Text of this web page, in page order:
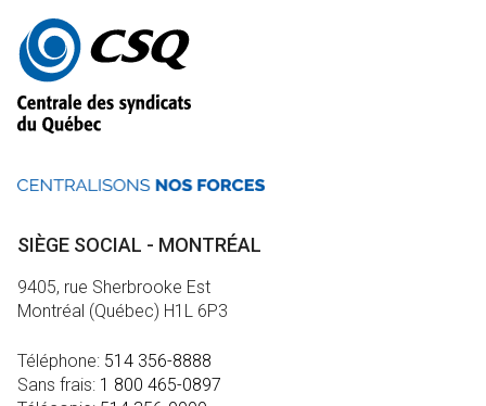
Autres
informations
SIÈGE SOCIAL - MONTRÉAL
9405, rue Sherbrooke Est
Montréal (Québec) H1L 6P3
Téléphone: 514 356-8888
Sans frais: 1 800 465-0897